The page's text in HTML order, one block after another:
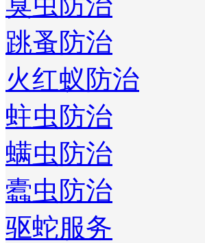
跳蚤防治
火红蚁防治
蛀虫防治
螨虫防治
蠹虫防治
驱蛇服务